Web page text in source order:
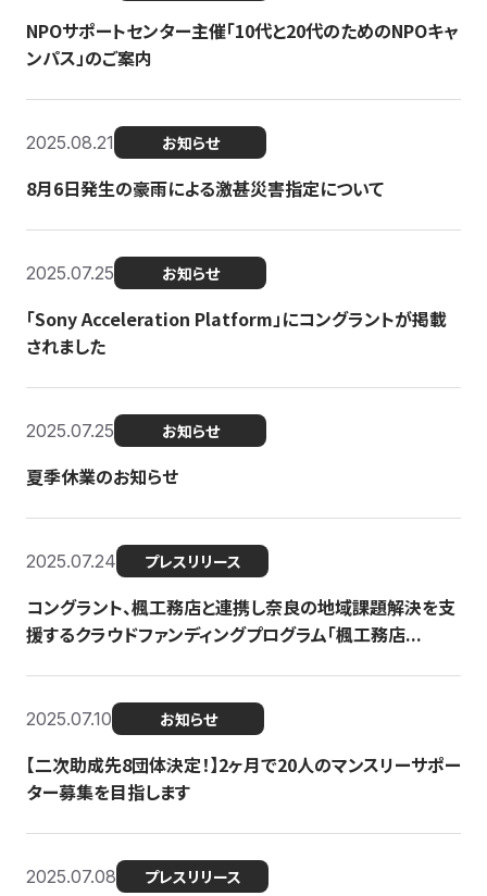
NPOサポートセンター主催「10代と20代のためのNPOキャ
ンパス」のご案内
2025.08.21 お知らせ
8月6日発生の豪雨による激甚災害指定について
2025.07.25 お知らせ
「Sony Acceleration Platform」にコングラントが掲載
されました
2025.07.25 お知らせ
夏季休業のお知らせ
2025.07.24 プレスリリース
コングラント、楓工務店と連携し奈良の地域課題解決を支
援するクラウドファンディングプログラム「楓工務店...
2025.07.10 お知らせ
【二次助成先8団体決定！】2ヶ月で20人のマンスリーサポー
ター募集を目指します
2025.07.08 プレスリリース